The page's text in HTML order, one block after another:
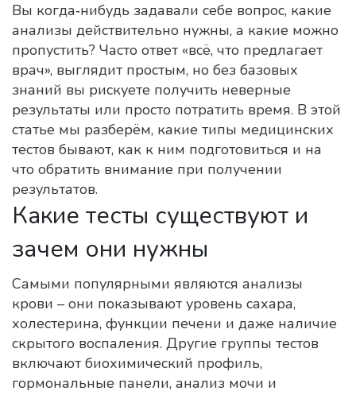
Вы когда‑нибудь задавали себе вопрос, какие
анализы действительно нужны, а какие можно
пропустить? Часто ответ «всё, что предлагает
врач», выглядит простым, но без базовых
знаний вы рискуете получить неверные
результаты или просто потратить время. В этой
статье мы разберём, какие типы медицинских
тестов бывают, как к ним подготовиться и на
что обратить внимание при получении
результатов.
Какие тесты существуют и
зачем они нужны
Самыми популярными являются анализы
крови – они показывают уровень сахара,
холестерина, функции печени и даже наличие
скрытого воспаления. Другие группы тестов
включают биохимический профиль,
гормональные панели, анализ мочи и